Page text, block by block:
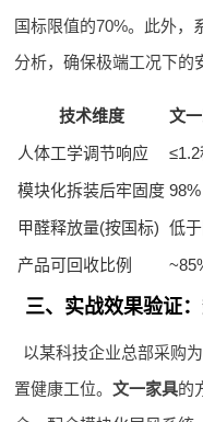
国标限值的70%。此外，
分析，确保极端工况下的
技术维度 文
人体工学调节响应
≤1.2
模块化拆装后牢固度 98%
甲醛释放量(按国标)
低
产品可回收比例
三、实战效果验证
以某科技企业总部采购
置健康工位。文一家具的